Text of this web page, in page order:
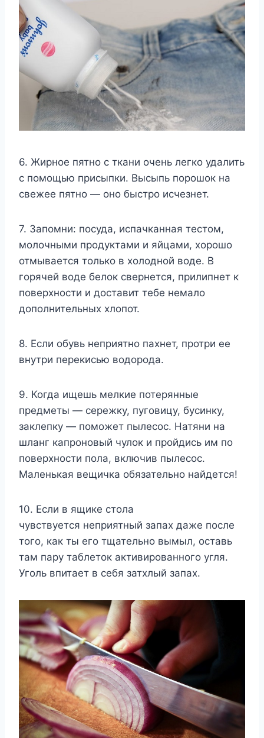
6. Жирное пятно с ткани очень легко удалить
с помощью присыпки. Высыпь порошок на
свежее пятно — оно быстро исчезнет.
7. Запомни: посуда, испачканная тестом,
молочными продуктами и яйцами, хорошо
отмывается только в холодной воде. В
горячей воде белок свернется, прилипнет к
поверхности и доставит тебе немало
дополнительных хлопот.
8. Если обувь неприятно пахнет, протри ее
внутри перекисью водорода.
9. Когда ищешь мелкие потерянные
предметы — сережку, пуговицу, бусинку,
заклепку — поможет пылесос. Натяни на
шланг капроновый чулок и пройдись им по
поверхности пола, включив пылесос.
Маленькая вещичка обязательно найдется!
10. Если в ящике стола
чувствуется неприятный запах даже после
того, как ты его тщательно вымыл, оставь
там пару таблеток активированного угля.
Уголь впитает в себя затхлый запах.